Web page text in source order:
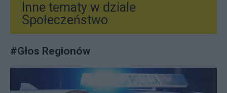
Inne tematy w dziale
Społeczeństwo
#Głos Regionów